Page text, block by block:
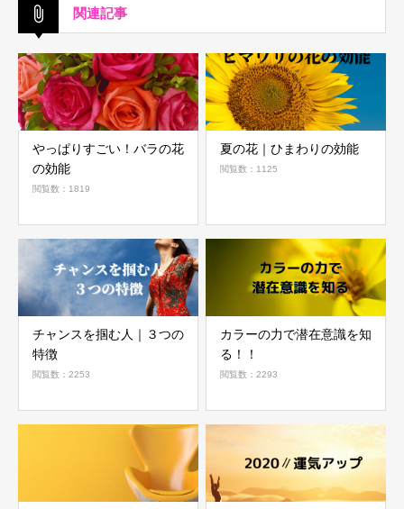
関連記事
やっぱりすごい！バラの花
の効能
閲覧数：1819
夏の花｜ひまわりの効能
閲覧数：1125
チャンスを掴む人｜３つの
特徴
閲覧数：2253
カラーの力で潜在意識を知
る！！
閲覧数：2293